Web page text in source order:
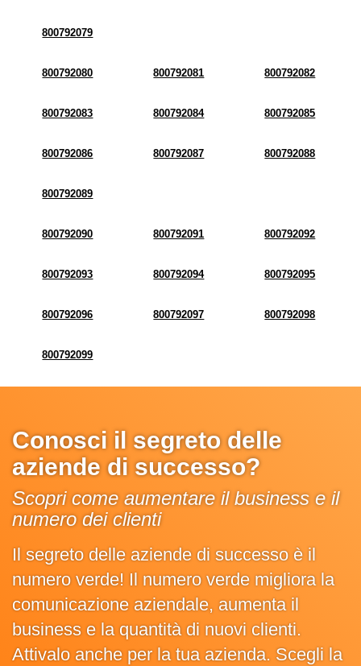
800792079
800792080 800792081 800792082
800792083 800792084 800792085
800792086 800792087 800792088
800792089
800792090 800792091 800792092
800792093 800792094 800792095
800792096 800792097 800792098
800792099
Conosci il segreto delle
aziende di successo?
Scopri come aumentare il business e il
numero dei clienti
Il segreto delle aziende di successo è il
numero verde! Il numero verde migliora la
comunicazione aziendale, aumenta il
business e la quantità di nuovi clienti.
Attivalo anche per la tua azienda. Scegli la